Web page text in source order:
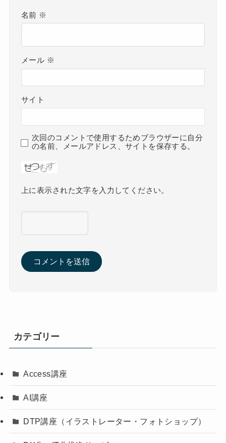
名前 ※
メール ※
サイト
次回のコメントで使用するためブラウザーに自分
の名前、メールアドレス、サイトを保存する。
上に表示された文字を入力してください。
カテゴリー
Access講座
AI講座
DTP講座（イラストレーター・フォトショップ）